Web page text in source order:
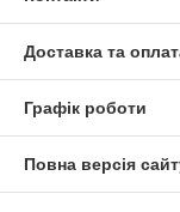
Доставка та
Графік роботи
Повна версія